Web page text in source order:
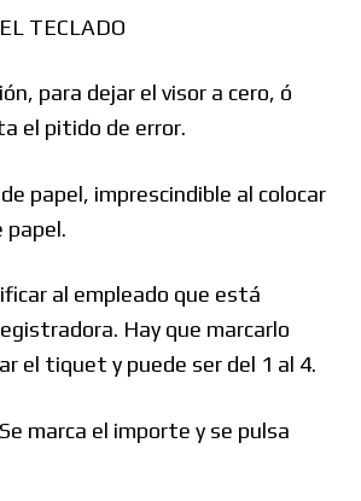
TECLADO
para dejar el visor a cero, ó
el pitido de error.
papel, imprescindible al colocar
papel.
al empleado que está
Hay que marcarlo
el tiquet y puede ser del 1 al 4.
marca el importe y se pulsa